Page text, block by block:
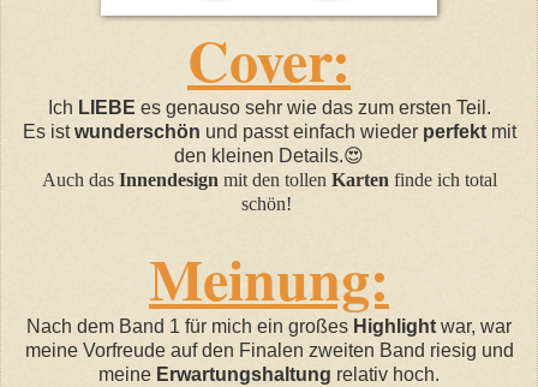
Cover:
Ich LIEBE es genauso sehr wie das zum ersten Teil.
Es istwunderschön und passt einfach wieder perfekt mit
den kleinen Details.😍
Auch das Innendesign mit den tollen Karten finde ich total
schön!
Meinung:
Nach dem Band 1 für mich ein großes Highlight war, war
meine Vorfreude auf den Finalen zweiten Band riesig und
meine Erwartungshaltung relativ hoch.